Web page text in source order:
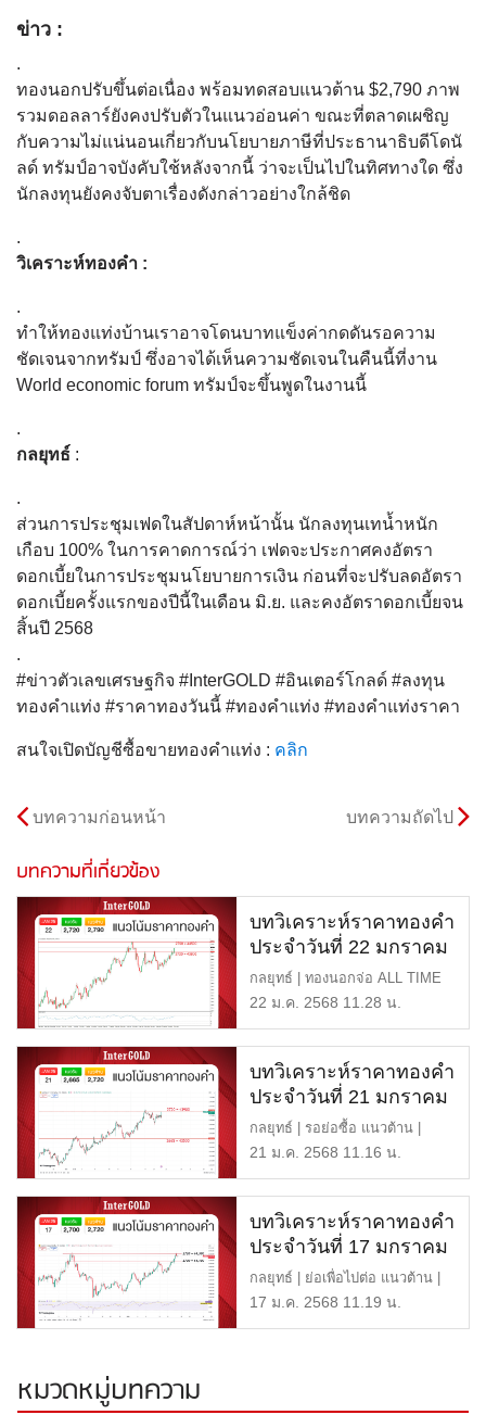
ข่าว :
.
ทองนอกปรับขึ้นต่อเนื่อง พร้อมทดสอบแนวต้าน $2,790 ภาพ
รวมดอลลาร์ยังคงปรับตัวในแนวอ่อนค่า ขณะที่ตลาดเผชิญ
กับความไม่แน่นอนเกี่ยวกับนโยบายภาษีที่ประธานาธิบดีโดนั
ลด์ ทรัมป์อาจบังคับใช้หลังจากนี้ ว่าจะเป็นไปในทิศทางใด ซึ่ง
นักลงทุนยังคงจับตาเรื่องดังกล่าวอย่างใกล้ชิด
.
วิเคราะห์ทองคำ :
.
ทำให้ทองแท่งบ้านเราอาจโดนบาทแข็งค่ากดดันรอความ
ชัดเจนจากทรัมป์ ซึ่งอาจได้เห็นความชัดเจนในคืนนี้ที่งาน
World economic forum ทรัมป์จะขึ้นพูดในงานนี้
.
กลยุทธ์ :
.
ส่วนการประชุมเฟดในสัปดาห์หน้านั้น นักลงทุนเทน้ำหนัก
เกือบ 100% ในการคาดการณ์ว่า เฟดจะประกาศคงอัตรา
ดอกเบี้ยในการประชุมนโยบายการเงิน ก่อนที่จะปรับลดอัตรา
ดอกเบี้ยครั้งแรกของปีนี้ในเดือน มิ.ย. และคงอัตราดอกเบี้ยจน
สิ้นปี 2568
.
#ข่าวตัวเลขเศรษฐกิจ #InterGOLD #อินเตอร์โกลด์ #ลงทุน
ทองคำแท่ง #ราคาทองวันนี้ #ทองคำแท่ง #ทองคำแท่งราคา
สนใจเปิดบัญชีซื้อขายทองคำแท่ง : คลิก
บทความก่อนหน้า บทความถัดไป
บทความที่เกี่ยวข้อง
บทวิเคราะห์ราคาทองคำ
ประจำวันที่ 22 มกราคม
2568
กลยุทธ์ | ทองนอกจ่อ ALL TIME
HIGH แนวต้าน | $2,790 หรื […]
22 ม.ค. 2568 11.28 น.
บทวิเคราะห์ราคาทองคำ
ประจำวันที่ 21 มกราคม
2568
กลยุทธ์ | รอย่อซื้อ แนวต้าน |
$2,720 หรือ 43,900 บาท […]
21 ม.ค. 2568 11.16 น.
บทวิเคราะห์ราคาทองคำ
ประจำวันที่ 17 มกราคม
2568
กลยุทธ์ | ย่อเพื่อไปต่อ แนวต้าน |
$2,720 หรือ 44,300 […]
17 ม.ค. 2568 11.19 น.
หมวดหมู่บทความ